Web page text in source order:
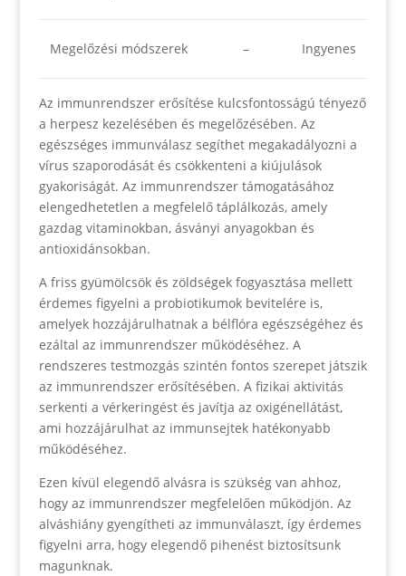
Megelőzési módszerek – Ingyenes
Az immunrendszer erősítése kulcsfontosságú tényező
a herpesz kezelésében és megelőzésében. Az
egészséges immunválasz segíthet megakadályozni a
vírus szaporodását és csökkenteni a kiújulások
gyakoriságát. Az immunrendszer támogatásához
elengedhetetlen a megfelelő táplálkozás, amely
gazdag vitaminokban, ásványi anyagokban és
antioxidánsokban.
A friss gyümölcsök és zöldségek fogyasztása mellett
érdemes figyelni a probiotikumok bevitelére is,
amelyek hozzájárulhatnak a bélflóra egészségéhez és
ezáltal az immunrendszer működéséhez. A
rendszeres testmozgás szintén fontos szerepet játszik
az immunrendszer erősítésében. A fizikai aktivitás
serkenti a vérkeringést és javítja az oxigénellátást,
ami hozzájárulhat az immunsejtek hatékonyabb
működéséhez.
Ezen kívül elegendő alvásra is szükség van ahhoz,
hogy az immunrendszer megfelelően működjön. Az
alváshiány gyengítheti az immunválaszt, így érdemes
figyelni arra, hogy elegendő pihenést biztosítsunk
magunknak.